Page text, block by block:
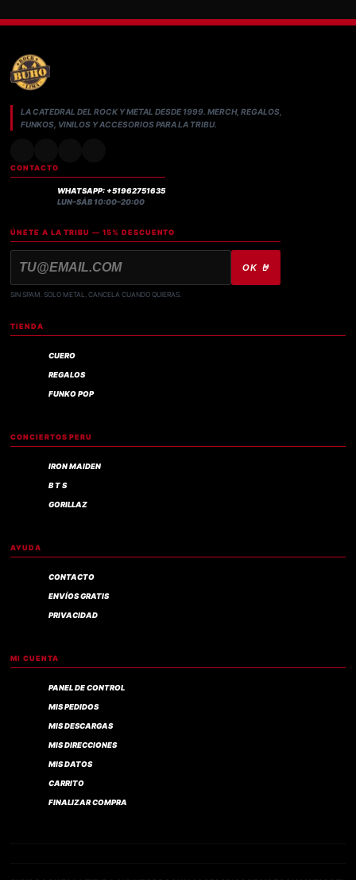
LA CATEDRAL DEL ROCK Y METAL DESDE 1999. MERCH, REGALOS,
FUNKOS, VINILOS Y ACCESORIOS PARA LA TRIBU.
CONTACTO
WHATSAPP: +51962751635
LUN–SÁB 10:00–20:00
ÚNETE A LA TRIBU — 15% DESCUENTO
OK 🤘
SIN SPAM. SOLO METAL. CANCELA CUANDO QUIERAS.
TIENDA
CUERO
REGALOS
FUNKO POP
CONCIERTOS PERU
IRON MAIDEN
B T S
GORILLAZ
AYUDA
CONTACTO
ENVÍOS GRATIS
PRIVACIDAD
MI CUENTA
PANEL DE CONTROL
MIS PEDIDOS
MIS DESCARGAS
MIS DIRECCIONES
MIS DATOS
CARRITO
FINALIZAR COMPRA